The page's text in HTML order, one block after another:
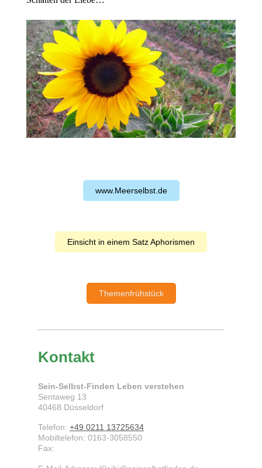
www.Meerselbst.de
Einsicht in einem Satz Aphorismen
Themenfrühstück
Kontakt
Sein-Selbst-Finden Leben verstehen
Sentaweg 13
40468 Düsseldorf
Telefon: +49 0211 13725634
Mobiltelefon: 0163-3058550
Fax: